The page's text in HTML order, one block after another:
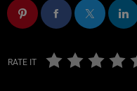
RATE IT